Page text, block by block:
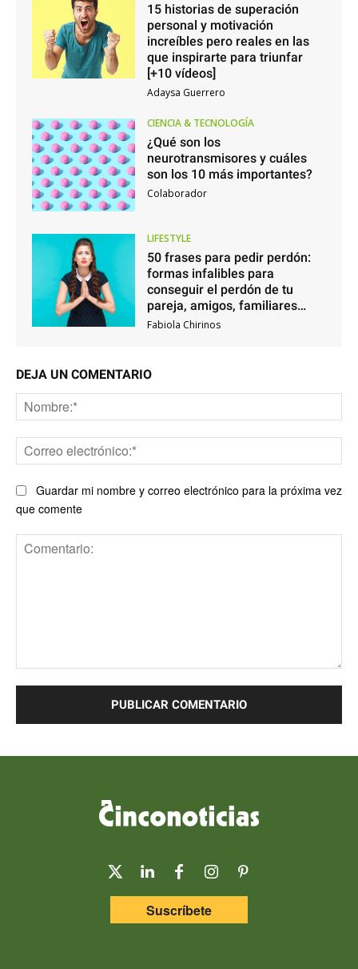
15 historias de superación
personal y motivación
increíbles pero reales en las
que inspirarte para triunfar
[+10 vídeos]
Adaysa Guerrero
CIENCIA & TECNOLOGÍA
¿Qué son los
neurotransmisores y cuáles
son los 10 más importantes?
Colaborador
LIFESTYLE
50 frases para pedir perdón:
formas infalibles para
conseguir el perdón de tu
pareja, amigos, familiares…
Fabiola Chirinos
DEJA UN COMENTARIO
Guardar mi nombre y correo electrónico para la próxima vez
que comente
Suscríbete